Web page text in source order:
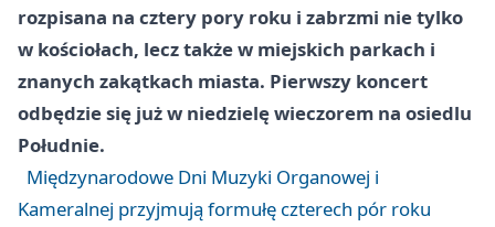
rozpisana na cztery pory roku i zabrzmi nie tylko
w kościołach, lecz także w miejskich parkach i
znanych zakątkach miasta. Pierwszy koncert
odbędzie się już w niedzielę wieczorem na osiedlu
Południe.
Międzynarodowe Dni Muzyki Organowej i
Kameralnej przyjmują formułę czterech pór roku